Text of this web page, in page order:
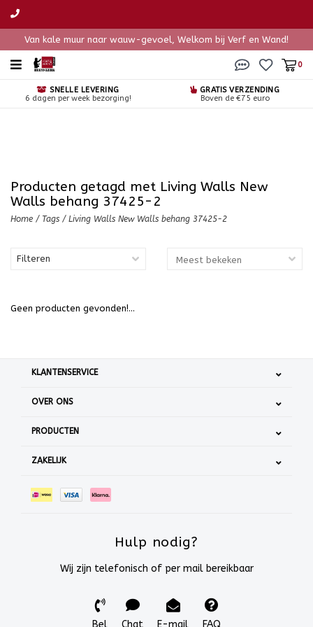
Van kale muur naar wauw-gevoel, Welkom bij Verf en Wand!
0
SNELLE LEVERING
6 dagen per week bezorging!
GRATIS VERZENDING
Boven de €75 euro
Producten getagd met Living Walls New
Walls behang 37425-2
Home / Tags / Living Walls New Walls behang 37425-2
Filteren
Geen producten gevonden!...
KLANTENSERVICE
OVER ONS
PRODUCTEN
ZAKELIJK
Hulp nodig?
Wij zijn telefonisch of per mail bereikbaar
Bel Chat E-mail FAQ